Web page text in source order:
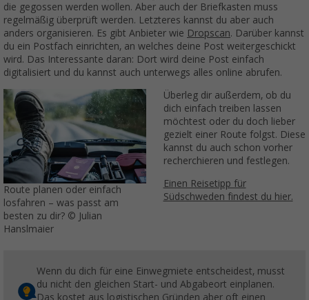
die gegossen werden wollen. Aber auch der Briefkasten muss
regelmäßig überprüft werden. Letzteres kannst du aber auch
anders organisieren. Es gibt Anbieter wie Dropscan. Darüber kannst
du ein Postfach einrichten, an welches deine Post weitergeschickt
wird. Das Interessante daran: Dort wird deine Post einfach
digitalisiert und du kannst auch unterwegs alles online abrufen.
Route planen oder einfach
losfahren – was passt am
besten zu dir? © Julian
Hanslmaier
Überleg dir außerdem, ob du
dich einfach treiben lassen
möchtest oder du doch lieber
gezielt einer Route folgst. Diese
kannst du auch schon vorher
recherchieren und festlegen.
Einen Reisetipp für
Südschweden findest du hier.
Wenn du dich für eine Einwegmiete entscheidest, musst
du nicht den gleichen Start- und Abgabeort einplanen.
Das kostet aus logistischen Gründen aber oft einen